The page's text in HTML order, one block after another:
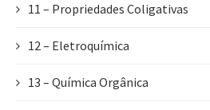
11 – Propriedades Coligativas
12 – Eletroquímica
13 – Química Orgânica